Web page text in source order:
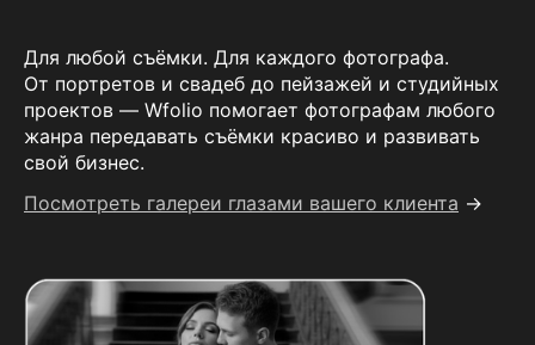
Для любой съёмки. Для каждого фотографа.
От портретов и свадеб до пейзажей и студийных
проектов — Wfolio помогает фотографам любого
жанра передавать съёмки красиво и развивать
свой бизнес.
Посмотреть галереи глазами вашего клиента →